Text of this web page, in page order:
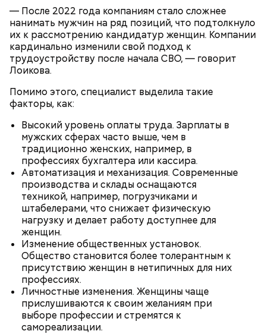
— После 2022 года компаниям стало сложнее
нанимать мужчин на ряд позиций, что подтолкнуло
их к рассмотрению кандидатур женщин. Компании
кардинально изменили свой подход к
трудоустройству после начала СВО, — говорит
Лоикова.
Помимо этого, специалист выделила такие
факторы, как:
Высокий уровень оплаты труда. Зарплаты в
мужских сферах часто выше, чем в
традиционно женских, например, в
профессиях бухгалтера или кассира.
Автоматизация и механизация. Современные
производства и склады оснащаются
техникой, например, погрузчиками и
штабелерами, что снижает физическую
нагрузку и делает работу доступнее для
женщин.
Изменение общественных установок.
Общество становится более толерантным к
присутствию женщин в нетипичных для них
профессиях.
Личностные изменения. Женщины чаще
прислушиваются к своим желаниям при
выборе профессии и стремятся к
самореализации.
Также не нужно есть дыню до корки, потому что
именно там скапливаются нитраты. И важно
тщательно ее мыть, чтобы не отравиться, добавила
собеседница «ВМ».
Как выбрать дыню